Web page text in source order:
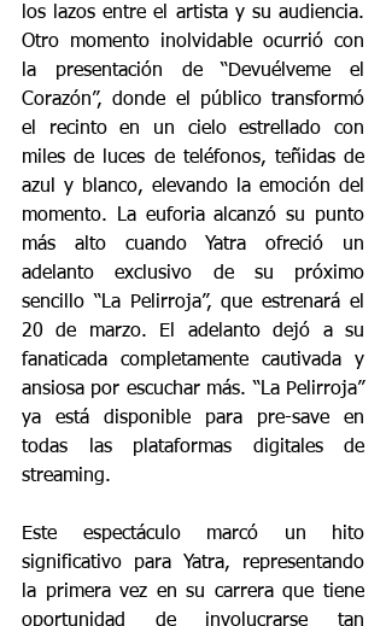
los lazos entre el artista y su audiencia.
Otro momento inolvidable ocurrió con
la presentación de “Devuélveme el
Corazón”, donde el público transformó
el recinto en un cielo estrellado con
miles de luces de teléfonos, teñidas de
azul y blanco, elevando la emoción del
momento. La euforia alcanzó su punto
más alto cuando Yatra ofreció un
adelanto exclusivo de su próximo
sencillo “La Pelirroja”, que estrenará el
20 de marzo. El adelanto dejó a su
fanaticada completamente cautivada y
ansiosa por escuchar más. “La Pelirroja”
ya está disponible para pre-save en
todas las plataformas digitales de
streaming.
Este espectáculo marcó un hito
significativo para Yatra, representando
la primera vez en su carrera que tiene
oportunidad de involucrarse tan